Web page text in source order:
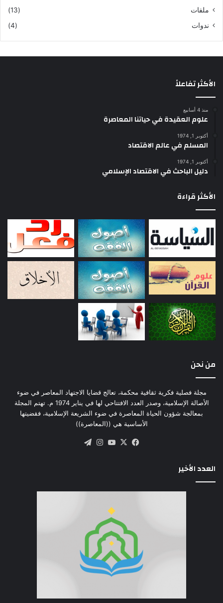
ملفات
(13)
ندوات
(4)
الأكثر تفاعلاً
منذ 4 أسابيع
علوم العقيدة في حياتنا المعاصرة
أكتوبر 1, 1974
المسلم في عالم الاقتصاد
أكتوبر 1, 1974
دليل الباحث في الاقتصاد الإسلامي
الأكثر قراءة
من نحن
مجلة فصلية فكرية ثقافية محكمة، تعالج قضايا الاجتهاد المعاصر في ضوء
الأصالة الإسلامية، وصدر العدد الافتتاحي لها في يناير 1974 م. تهتم المجلة
بمعالجة شؤون الحياة المعاصرة في ضوء الشريعة الإسلامية، فقضيتها
الأساسية هي ((المعاصرة))
فيسبوك
‫X
‫YouTube
انستقرام
العدد الأخير